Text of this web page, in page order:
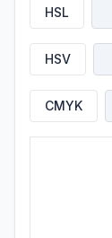
HSL
HSV
CMYK